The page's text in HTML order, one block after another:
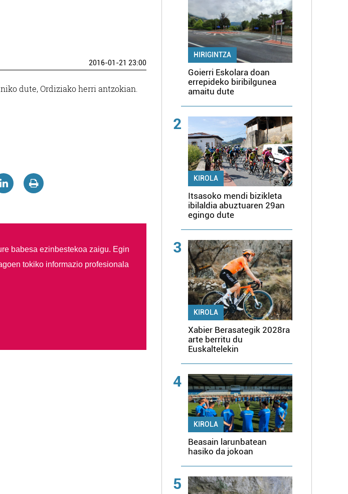
2016-01-21 23:00
dute, Ordiziako herri antzokian.
babesa ezinbestekoa zaigu. Egin
tokiko informazio profesionala
HIRIGINTZA
Goierri Eskolara doan
errepideko biribilgunea
amaitu dute
2
KIROLA
Itsasoko mendi bizikleta
ibilaldia abuztuaren 29an
egingo dute
3
KIROLA
Xabier Berasategik 2028ra
arte berritu du
Euskaltelekin
4
KIROLA
Beasain larunbatean
hasiko da jokoan
5